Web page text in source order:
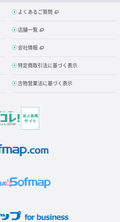
よくあるご質問
店舗一覧
会社情報
特定商取引法に基づく表示
古物営業法に基づく表示